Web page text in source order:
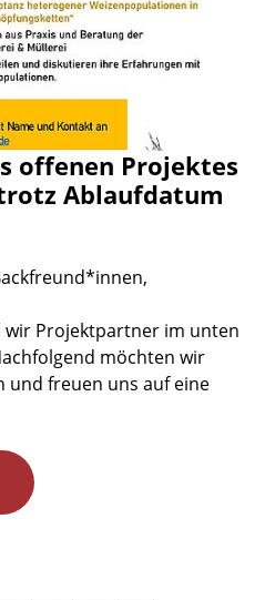
offenen Projektes
Ablaufdatum
wir Projektpartner im unten
möchten wir
und freuen uns auf eine